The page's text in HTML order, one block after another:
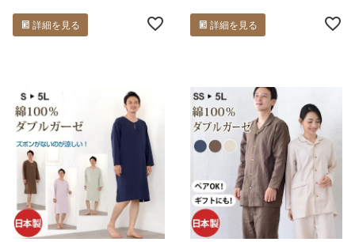
詳細を見る 詳細を見る